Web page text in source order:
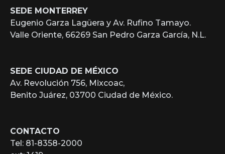
SEDE MONTERREY
Eugenio Garza Lagüera y Av. Rufino Tamayo.
Valle Oriente, 66269 San Pedro Garza García, N.L.
SEDE CIUDAD DE MÉXICO
Av. Revolución 756, Mixcoac,
Benito Juárez, 03700 Ciudad de México.
CONTACTO
Tel: 81-8358-2000